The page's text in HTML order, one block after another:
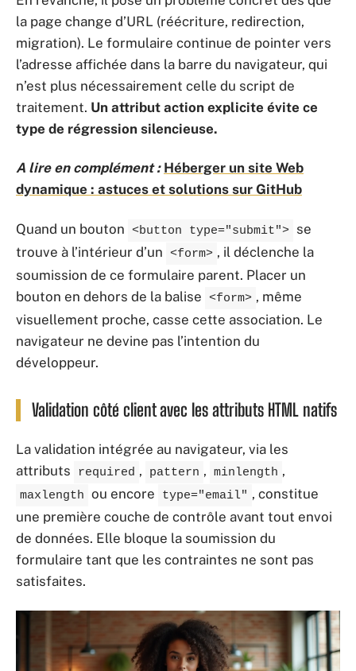
la page change d’URL (réécriture, redirection,
migration). Le formulaire continue de pointer vers
l’adresse affichée dans la barre du navigateur, qui
n’est plus nécessairement celle du script de
traitement. Un attribut action explicite évite ce
type de régression silencieuse.
A lire en complément : Héberger un site Web
dynamique : astuces et solutions sur GitHub
Quand un bouton <button type="submit"> se
trouve à l’intérieur d’un <form> , il déclenche la
soumission de ce formulaire parent. Placer un
bouton en dehors de la balise <form> , même
visuellement proche, casse cette association. Le
navigateur ne devine pas l’intention du
développeur.
Validation côté client avec les attributs HTML natifs
La validation intégrée au navigateur, via les
attributs
required , pattern , minlength ,
maxlength ou encore type="email" , constitue
une première couche de contrôle avant tout envoi
de données. Elle bloque la soumission du
formulaire tant que les contraintes ne sont pas
satisfaites.